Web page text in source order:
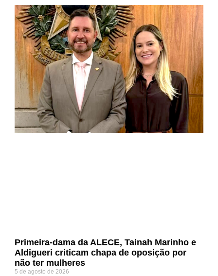
Primeira-dama da ALECE, Tainah Marinho e
Aldigueri criticam chapa de oposição por
não ter mulheres
5 de agosto de 2026